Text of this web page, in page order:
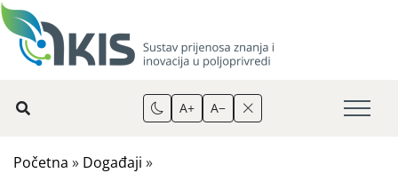
A+ A−
Početna » Događaji »